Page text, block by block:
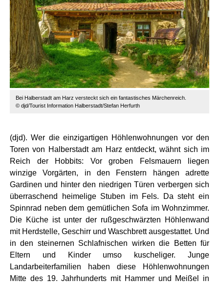
Bei Halberstadt am Harz versteckt sich ein fantastisches Märchenreich.
© djd/Tourist Information Halberstadt/Stefan Herfurth
(djd). Wer die einzigartigen Höhlenwohnungen vor den
Toren von Halberstadt am Harz entdeckt, wähnt sich im
Reich der Hobbits: Vor groben Felsmauern liegen
winzige Vorgärten, in den Fenstern hängen adrette
Gardinen und hinter den niedrigen Türen verbergen sich
überraschend heimelige Stuben im Fels. Da steht ein
Spinnrad neben dem gemütlichen Sofa im Wohnzimmer.
Die Küche ist unter der rußgeschwärzten Höhlenwand
mit Herdstelle, Geschirr und Waschbrett ausgestattet. Und
in den steinernen Schlafnischen wirken die Betten für
Eltern und Kinder umso kuscheliger. Junge
Landarbeiterfamilien haben diese Höhlenwohnungen
Mitte des 19. Jahrhunderts mit Hammer und Meißel in